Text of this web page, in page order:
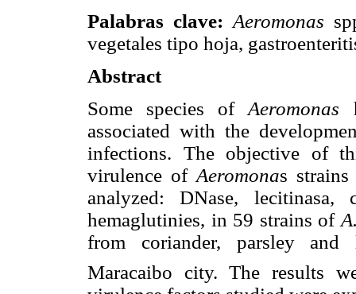
Palabras clave:Aeromonas
vegetales tipo hoja,
Abstract
Some species ofAeromonas
associated with the
infections. The objective of
virulence ofAeromonas
analyzed: DNase, lecitinasa,
hemaglutinies, in 59 strains of
from coriander, parsley and
Maracaibo city. The results